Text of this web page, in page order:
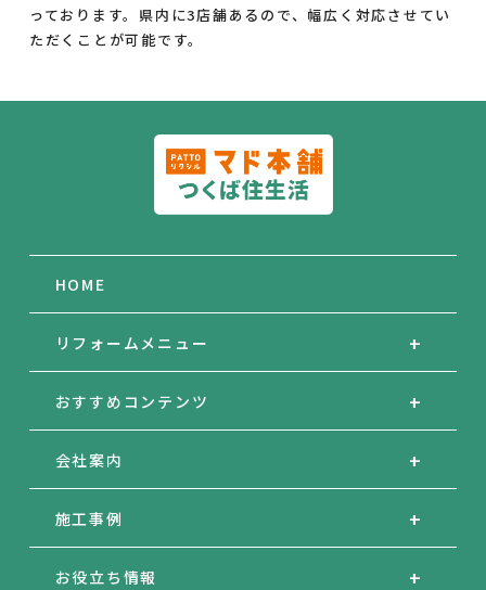
弊社では、個人情報保護に関する内部規定の整
て、社内における個人情報の取り扱いについて継
っております。県内に3店舗あるので、幅広く対応させてい
ただくことが可能です。
HOME
リフォームメニュー
おすすめコンテンツ
会社案内
施工事例
お役立ち情報